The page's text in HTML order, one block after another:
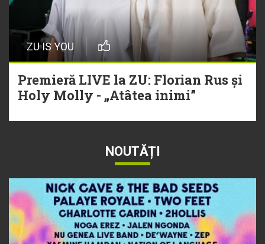
ZU IS YOU
Premieră LIVE la ZU: Florian Rus și
Holy Molly - „Atâtea inimi”
NOUTĂȚI